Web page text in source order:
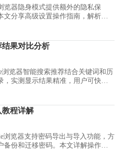
览器隐身模式提供额外的隐私保
文分享高级设置操作指南，解析常
结果对比分析
浏览器智能搜索推荐结合关键词和历
，实测显示结果精准，用户可快速
教程详解
浏览器支持密码导出与导入功能，方
备份和迁移密码。本文详解操作步